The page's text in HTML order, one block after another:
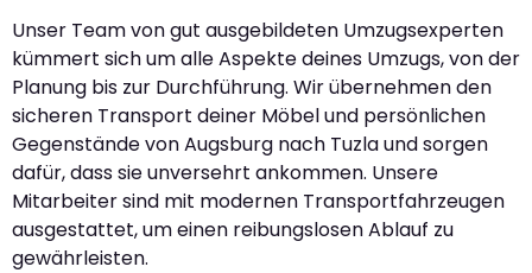
Unser Team von gut ausgebildeten Umzugsexperten
kümmert sich um alle Aspekte deines Umzugs, von der
Planung bis zur Durchführung. Wir übernehmen den
sicheren Transport deiner Möbel und persönlichen
Gegenstände von Augsburg nach Tuzla und sorgen
dafür, dass sie unversehrt ankommen. Unsere
Mitarbeiter sind mit modernen Transportfahrzeugen
ausgestattet, um einen reibungslosen Ablauf zu
gewährleisten.